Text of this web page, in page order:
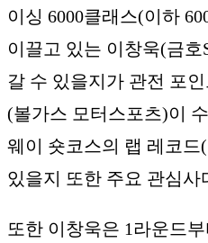
이싱 6000클래스(이하
이끌고 있는 이창욱(금
갈 수 있을지가 관전 포
(볼가스 모터스포츠)이
웨이 숏코스의 랩 레코드
있을지 또한 주요 관심사
또한 이창욱은 1라운드